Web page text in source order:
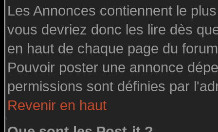
Les Annonces contiennent le
vous devriez donc les lire dès
en haut de chaque page du
Pouvoir poster une annonce
permissions sont définies par
Revenir en haut